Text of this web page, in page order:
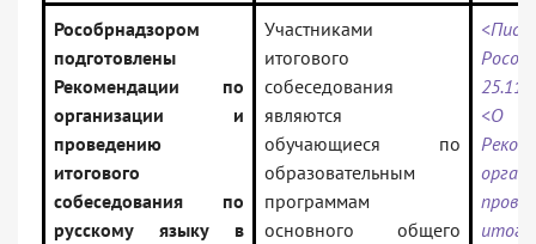
Рособрнадзором
подготовлены
Рекомендации по
организации и
проведению
итогового
собеседования по
русскому языку в
Участниками
итогового
собеседования
являются
обучающиеся по
образовательным
программам
основного общего
<О